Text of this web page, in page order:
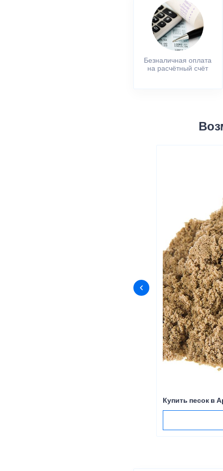
Безналичная оплата
на расчётный счёт
Купить песок в